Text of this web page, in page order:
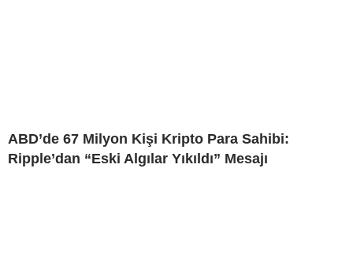
ABD’de 67 Milyon Kişi Kripto Para Sahibi:
Ripple’dan “Eski Algılar Yıkıldı” Mesajı